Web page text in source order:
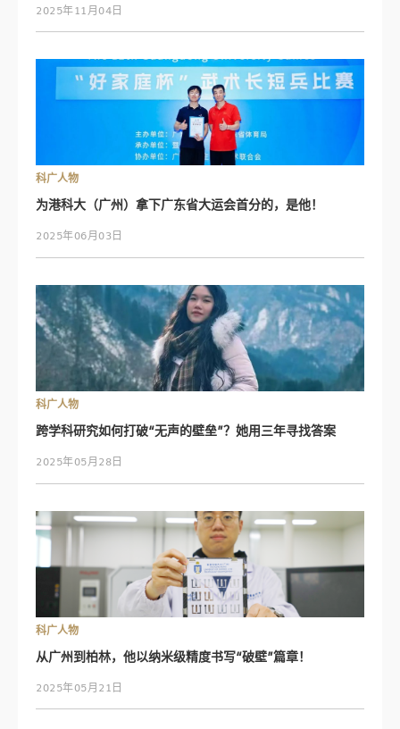
2025年11月04日
科广人物
为港科大（广州）拿下广东省大运会首分的，是他！
2025年06月03日
科广人物
跨学科研究如何打破“无声的壁垒”？她用三年寻找答案
2025年05月28日
科广人物
从广州到柏林，他以纳米级精度书写“破壁”篇章！
2025年05月21日